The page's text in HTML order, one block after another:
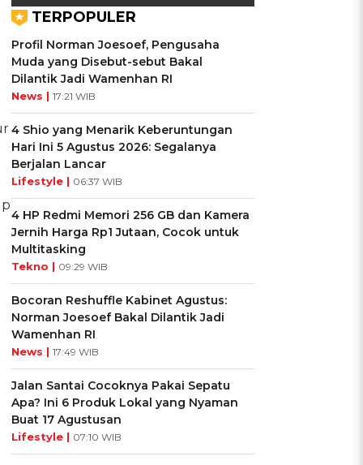
TERPOPULER
Profil Norman Joesoef, Pengusaha
Muda yang Disebut-sebut Bakal
Dilantik Jadi Wamenhan RI
News | 17:21 WIB
4 Shio yang Menarik Keberuntungan
Hari Ini 5 Agustus 2026: Segalanya
Berjalan Lancar
Lifestyle | 06:37 WIB
4 HP Redmi Memori 256 GB dan Kamera
Jernih Harga Rp1 Jutaan, Cocok untuk
Multitasking
Tekno | 09:29 WIB
Bocoran Reshuffle Kabinet Agustus:
Norman Joesoef Bakal Dilantik Jadi
Wamenhan RI
News | 17:49 WIB
Jalan Santai Cocoknya Pakai Sepatu
Apa? Ini 6 Produk Lokal yang Nyaman
Buat 17 Agustusan
Lifestyle | 07:10 WIB